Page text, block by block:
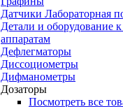
Датчики Лабораторная
Детали и оборудование
аппаратам
Дефлегматоры
Диссоциометры
Дифманометры
Дозаторы
Посмотреть все